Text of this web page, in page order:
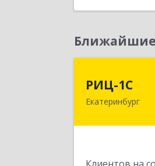
Ближайшие
РИЦ-1С
Екатеринбург